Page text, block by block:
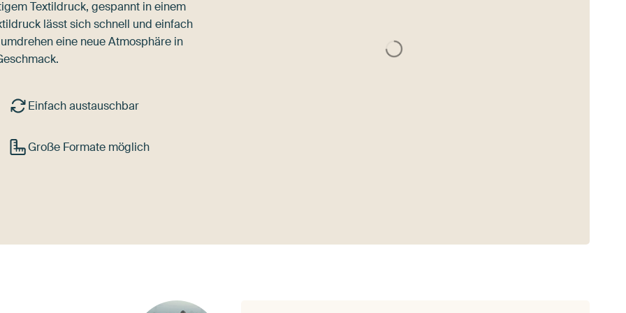
Textildruck, gespannt in einem
lässt sich schnell und einfach
eine neue Atmosphäre in
Einfach austauschbar
Große Formate möglich